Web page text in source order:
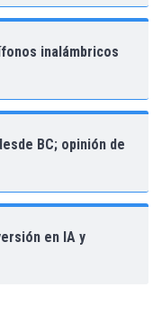
inalámbricos
BC; opinión de
en IA y